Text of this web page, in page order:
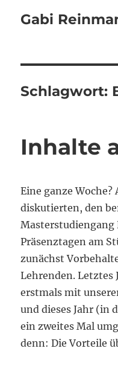
Gabi
Schlagwort:
Inhalte
Eine ganze
diskutierten, den
Präsenztagen am
zunächst
Lehrenden. Letztes
erstmals mit
und dieses Jahr (in
ein zweites Mal
denn: Die Vorteile